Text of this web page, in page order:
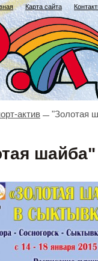
Карта сайта
актив "Золотая
шайба"